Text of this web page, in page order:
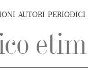
AUTORI PERIODICI